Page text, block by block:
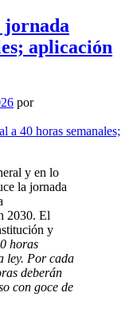
jornada
aplicación
por
y en lo
la jornada
2030. El
y
horas
ley. Por cada
deberán
con goce de